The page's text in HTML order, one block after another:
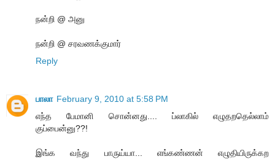
நன்றி @ அனு
நன்றி @ சரவணக்குமார்
Reply
பாலா February 9, 2010 at 5:58 PM
எந்த பேமானி சொன்னது.... ப்லாகில் எழுதறதெல்லாம்
குப்பைன்னு??!
இங்க வந்து பாருய்யா... எங்கண்ணன் எழுதியிருக்கற